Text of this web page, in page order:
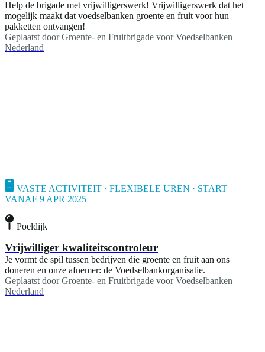
Help de brigade met vrijwilligerswerk! Vrijwilligerswerk dat het
mogelijk maakt dat voedselbanken groente en fruit voor hun
pakketten ontvangen!
Geplaatst door Groente- en Fruitbrigade voor Voedselbanken
Nederland
VASTE ACTIVITEIT · FLEXIBELE UREN · START
VANAF 9 APR 2025
Poeldijk
Vrijwilliger kwaliteitscontroleur
Je vormt de spil tussen bedrijven die groente en fruit aan ons
doneren en onze afnemer: de Voedselbankorganisatie.
Geplaatst door Groente- en Fruitbrigade voor Voedselbanken
Nederland